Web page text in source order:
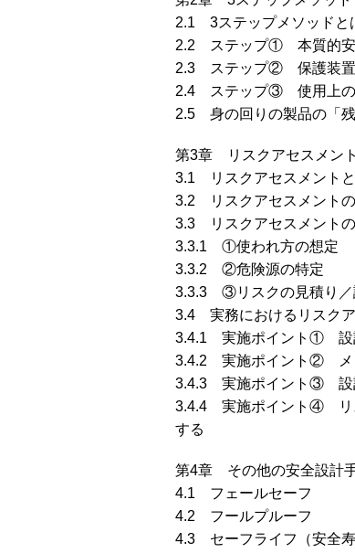
2.1 3ステップメソッドと
2.2 ステップ① 本質的安
2.3 ステップ② 保護装置
2.4 ステップ③ 使用上の
2.5 身の回りの製品の「
第3章 リスクアセスメント
3.1 リスクアセスメント
3.2 リスクアセスメント
3.3 リスクアセスメント
3.3.1 ①使われ方の想定
3.3.2 ②危険源の特定
3.3.3 ③リスクの見積り／
3.4 実務におけるリスク
3.4.1 実施ポイント① 設
3.4.2 実施ポイント② メ
3.4.3 実施ポイント③ 設
3.4.4 実施ポイント④ リス
する
第4章 その他の安全設計
4.1 フェールセーフ
4.2 フールプルーフ
4.3 セーフライフ（安全寿